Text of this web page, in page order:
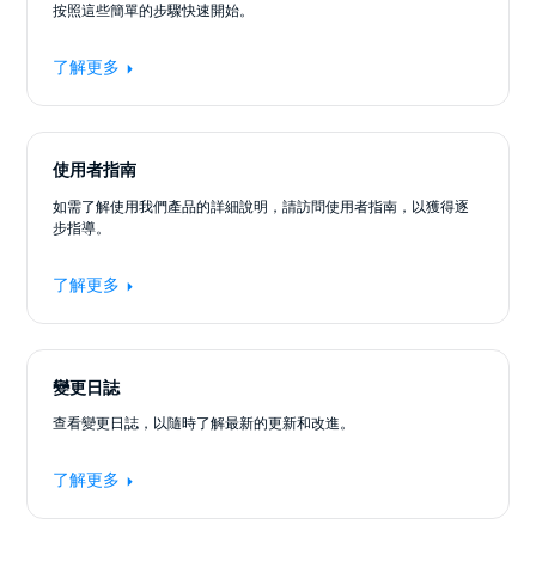
按照這些簡單的步驟快速開始。
了解更多
使用者指南
如需了解使用我們產品的詳細說明，請訪問使用者指南，以獲得逐
步指導。
了解更多
變更日誌
查看變更日誌，以隨時了解最新的更新和改進。
了解更多